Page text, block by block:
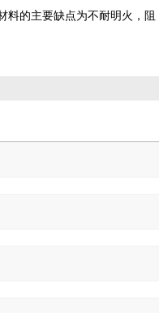
料的主要缺点为不耐明火，阻